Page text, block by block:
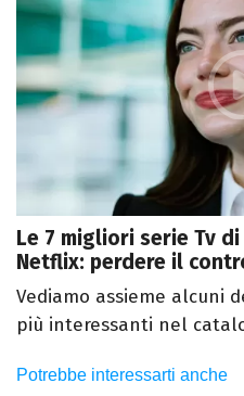
Le 7 migliori serie Tv
Netflix: perdere il
Vediamo assieme alcuni
più interessanti nel